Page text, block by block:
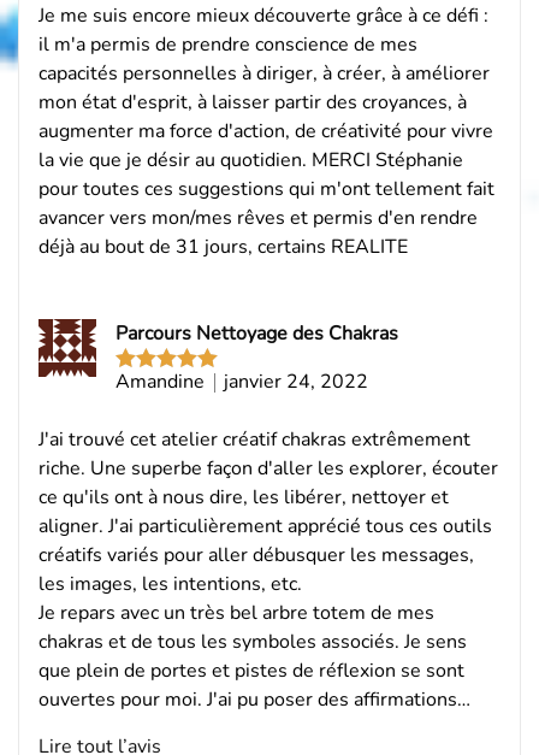
Je me suis encore mieux découverte grâce à ce défi :
il m'a permis de prendre conscience de mes
capacités personnelles à diriger, à créer, à améliorer
mon état d'esprit, à laisser partir des croyances, à
augmenter ma force d'action, de créativité pour vivre
la vie que je désir au quotidien. MERCI Stéphanie
pour toutes ces suggestions qui m'ont tellement fait
avancer vers mon/mes rêves et permis d'en rendre
déjà au bout de 31 jours, certains REALITE
Note5sur
Parcours Nettoyage des Chakras
Amandine
janvier 24, 2022
J'ai trouvé cet atelier créatif chakras extrêmement
riche. Une superbe façon d'aller les explorer, écouter
ce qu'ils ont à nous dire, les libérer, nettoyer et
aligner. J'ai particulièrement apprécié tous ces outils
créatifs variés pour aller débusquer les messages,
les images, les intentions, etc.
Je repars avec un très bel arbre totem de mes
chakras et de tous les symboles associés. Je sens
que plein de portes et pistes de réflexion se sont
ouvertes pour moi. J'ai pu poser des affirmations…
Lire tout l’avis